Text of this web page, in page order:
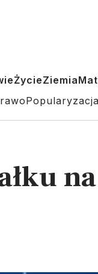
ŻycieZiemia
Popularyzacja